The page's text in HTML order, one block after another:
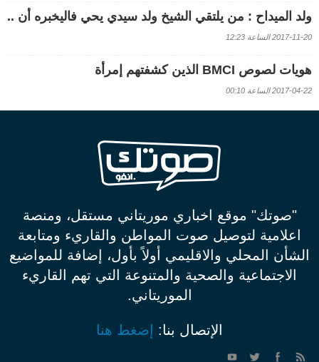
ولد الميداح : من يلتقي الشيخ ولد سيدي يحي فاليخبره أن ..
2017-11-20 الساعة 12:23
هويات لصوص BMCI الذين كشفتهم إمرأة
2017-04-22 الساعة 00:10
"صوتك" موقع اخباري موريتاني مستقل، ومنصة
اعلامية لتوصيل صوت المواطن والقاريء ومتابعة
الشأن المحلي والاقليمي أولاً بأول، إضافة للمواضيع
الاجتماعية والصحية والمتنوعة التي تهم القاريء
الموريتاني.
الإتصال بنا: إضغط هنا